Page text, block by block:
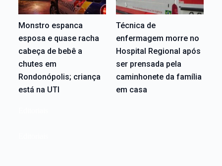
Monstro espanca
esposa e quase racha
cabeça de bebê a
chutes em
Rondonópolis; criança
está na UTI
Técnica de
enfermagem morre no
Hospital Regional após
ser prensada pela
caminhonete da família
em casa